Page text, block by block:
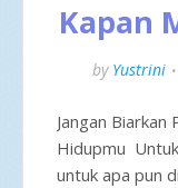
Kapan
by Yustrini
Jangan Biarkan
Hidupmu
untuk apa pun